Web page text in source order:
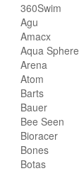
360Swim
Agu
Amacx
Aqua Sphere
Arena
Atom
Barts
Bauer
Bee Seen
Bioracer
Bones
Botas